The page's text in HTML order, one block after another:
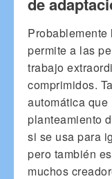
permite a las
trabajo
comprimidos.
automática
planteamiento
si se usa para
pero también
muchos